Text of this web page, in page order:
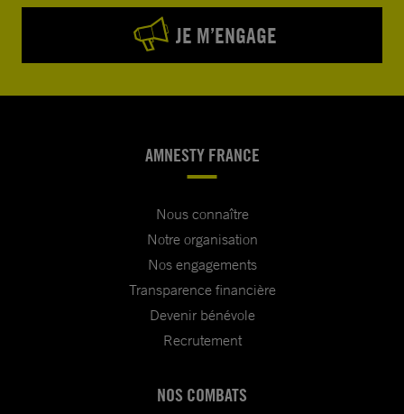
JE M’ENGAGE
AMNESTY FRANCE
Nous connaître
Notre organisation
Nos engagements
Transparence financière
Devenir bénévole
Recrutement
NOS COMBATS